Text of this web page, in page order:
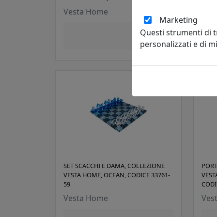
Vesta Home
61,00 €
SET SCACCHI E DAMA, COLLEZIONE
VESTA HOME, OCEAN, CODICE 33761-
59
Vesta Home
Marketing
Questi strumenti di
personalizzati e di